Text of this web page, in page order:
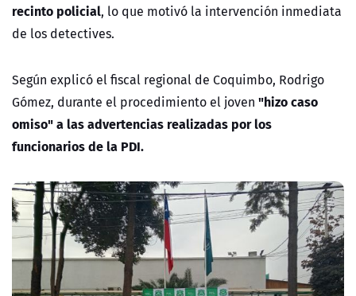
recinto policial, lo que motivó la intervención inmediata
de los detectives.
Según explicó el fiscal regional de Coquimbo, Rodrigo
Gómez, durante el procedimiento el joven "hizo caso
omiso" a las advertencias realizadas por los
funcionarios de la PDI.